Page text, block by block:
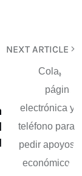
NEXT ARTICLE